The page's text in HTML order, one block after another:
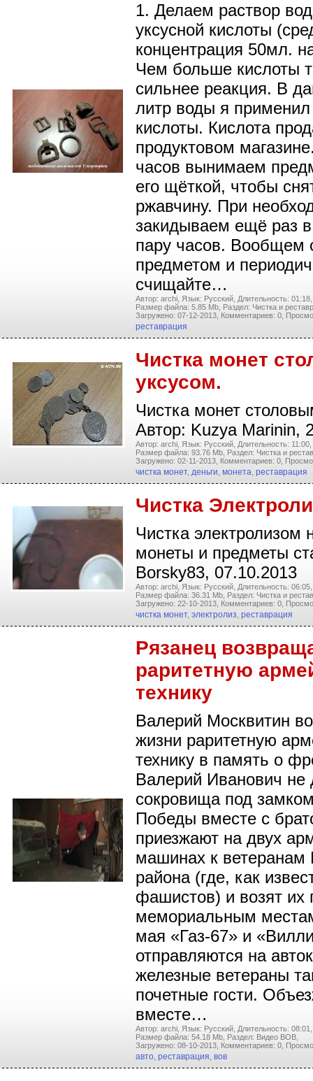
1. Делаем раствор
уксусной кислоты
концентрация 50мл.
Чем больше кислоты
сильнее реакция. В
литр воды я
кислоты. Кислота
продуктовом
часов вынимаем
его щёткой, чтобы
ржавчину. При
закидываем ещё раз в
пару часов. Вообщем
предметом и
счищайте…
Автор: archi, Язык: Русский, Длительность: 01:18,
Размер файла: 5.85 Mb, Раздел: Чистка и
Загружено: 07-12-2013, Комментариев: 0,
реставрация
Чистка монет
уксусом.
Чистка монет
Автор: Kuzya Marinin,
Автор: archi, Язык: Русский, Длительность: 11:00,
Размер файла: 93.76 Mb, Раздел: Чистка и
Загружено: 02-11-2013, Комментариев: 0,
чистка монет, деньги, монета, реставрация
Чистка
Чистка электролизом
монеты и предметы
Borsky83, 07.10.2013
Автор: archi, Язык: Русский, Длительность: 06:05,
Размер файла: 36.31 Mb, Раздел: Чистка и
Загружено: 22-10-2013, Комментариев: 0,
чистка монет, электролиз, реставрация
Рязанец
раритетную
технику
Валерий Москвитин
жизни раритетную
технику в память о
Валерий Иванович не
сокровища под
Победы вместе с
приезжают на двух
машинах к ветеранам
района (где, как
фашистов) и возят их
мемориальным
мая «Газ-67» и
отправляются на
железные ветераны
почетные гости.
вместе…
Автор: archi, Язык: Русский, Длительность: 08:01,
Размер файла: 54.18 Mb, Раздел: Видео ВОВ,
Загружено: 08-10-2013, Комментариев: 0,
авто, реставрация, вов